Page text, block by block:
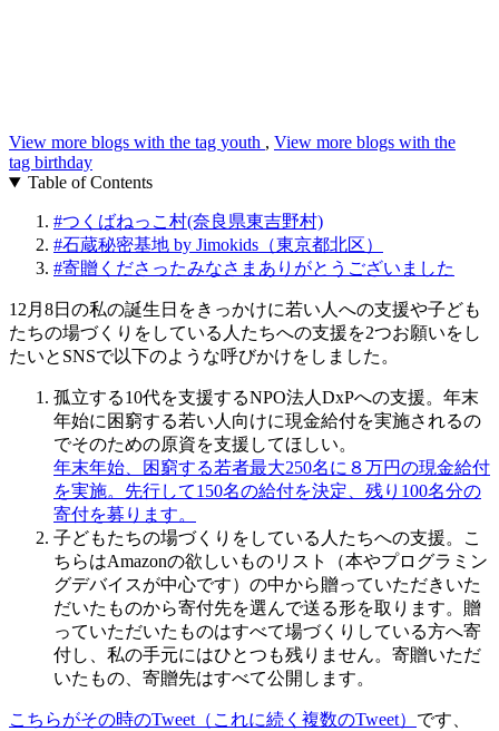
View more blogs with the tag youth , View more blogs with the
tag birthday
Table of Contents
#つくばねっこ村(奈良県東吉野村)
#石蔵秘密基地 by Jimokids（東京都北区）
#寄贈くださったみなさまありがとうございました
12月8日の私の誕生日をきっかけに若い人への支援や子ども
たちの場づくりをしている人たちへの支援を2つお願いをし
たいとSNSで以下のような呼びかけをしました。
孤立する10代を支援するNPO法人DxPへの支援。年末
年始に困窮する若い人向けに現金給付を実施されるの
でそのための原資を支援してほしい。
年末年始、困窮する若者最大250名に８万円の現金給付
を実施。先行して150名の給付を決定、残り100名分の
寄付を募ります。
子どもたちの場づくりをしている人たちへの支援。こ
ちらはAmazonの欲しいものリスト（本やプログラミン
グデバイスが中心です）の中から贈っていただきいた
だいたものから寄付先を選んで送る形を取ります。贈
っていただいたものはすべて場づくりしている方へ寄
付し、私の手元にはひとつも残りません。寄贈いただ
いたもの、寄贈先はすべて公開します。
こちらがその時のTweet（これに続く複数のTweet） です、